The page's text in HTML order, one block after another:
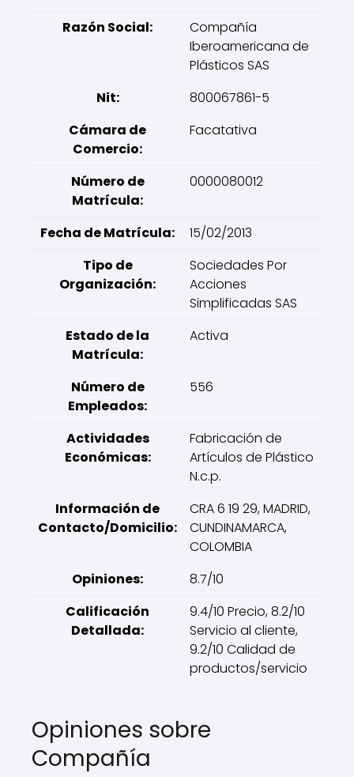
Razón Social:
Compañía
Iberoamericana de
Plásticos SAS
Nit:
800067861-5
Cámara de
Comercio:
Facatativa
Número de
Matrícula:
0000080012
Fecha de Matrícula:
15/02/2013
Tipo de
Organización:
Sociedades Por
Acciones
Simplificadas SAS
Estado de la
Matrícula:
Activa
Número de
Empleados:
556
Actividades
Económicas:
Fabricación de
Artículos de Plástico
N.c.p.
Información de
Contacto/Domicilio:
CRA 6 19 29, MADRID,
CUNDINAMARCA,
COLOMBIA
Opiniones:
8.7/10
Calificación
Detallada:
9.4/10 Precio, 8.2/10
Servicio al cliente,
9.2/10 Calidad de
productos/servicio
Opiniones sobre
Compañía